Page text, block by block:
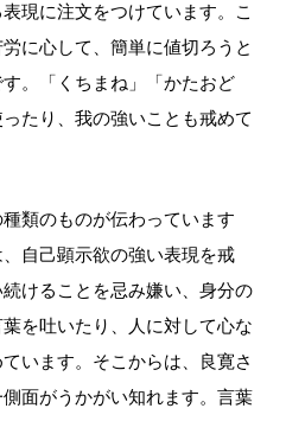
現に注文をつけています。こ
に心して、簡単に値切ろうと
。「くちまね」「かたおど
たり、我の強いことも戒めて
類のものが伝わっています
自己顕示欲の強い表現を戒
けることを忌み嫌い、身分の
を吐いたり、人に対して心な
います。そこからは、良寛さ
面がうかがい知れます。言葉